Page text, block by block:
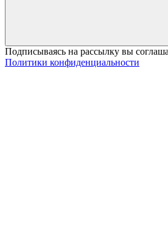
Подписываясь на рассылку вы
Политики конфиденциальности